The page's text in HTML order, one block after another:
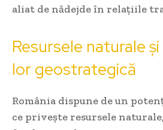
aliat de nădejde în relațiile
Resursele naturale
lor geostrategică
România dispune de un
ce privește resursele